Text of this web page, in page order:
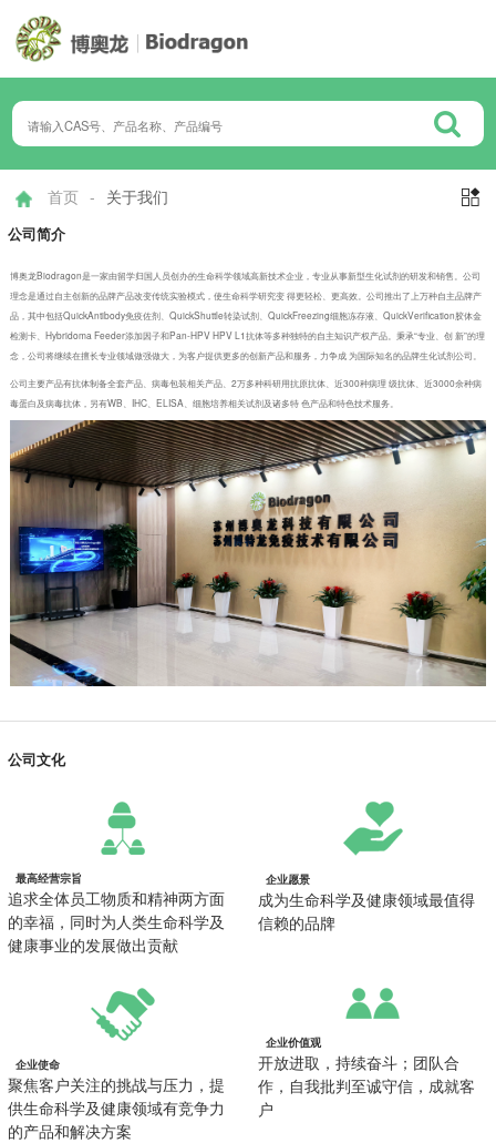
首页 - 关于我们

公司简介
博奥龙Biodragon是一家由留学归国人员创办的生命科学领域高新技术企业，专业从事新型生化试剂的研发和销售。公司
理念是通过自主创新的品牌产品改变传统实验模式，使生命科学研究变 得更轻松、更高效。公司推出了上万种自主品牌产
品，其中包括QuickAntibody免疫佐剂、QuickShuttle转染试剂、QuickFreezing细胞冻存液、QuickVerification胶体金
检测卡、Hybridoma Feeder添加因子和Pan-HPV HPV L1抗体等多种独特的自主知识产权产品。秉承“专业、创 新”的理
念，公司将继续在擅长专业领域做强做大，为客户提供更多的创新产品和服务，力争成 为国际知名的品牌生化试剂公司。
公司主要产品有抗体制备全套产品、病毒包装相关产品、2万多种科研用抗原抗体、近300种病理 级抗体、近3000余种病
毒蛋白及病毒抗体，另有WB、IHC、ELISA、细胞培养相关试剂及诸多特 色产品和特色技术服务。
公司文化
最高经营宗旨
追求全体员工物质和精神两方面
的幸福，同时为人类生命科学及
健康事业的发展做出贡献
企业愿景
成为生命科学及健康领域最值得
信赖的品牌
企业使命
聚焦客户关注的挑战与压力，提
供生命科学及健康领域有竞争力
的产品和解决方案
企业价值观
开放进取，持续奋斗；团队合
作，自我批判至诚守信，成就客
户